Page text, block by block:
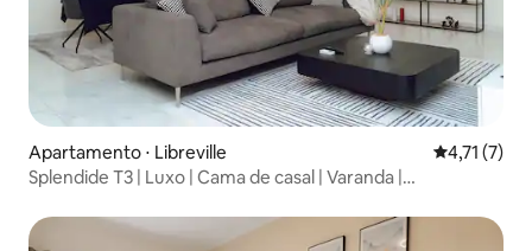
Apartamento ⋅ Libreville 4,71 de
4,71 (7)
Splendide T3 | Luxo | Cama de casal | Varanda |